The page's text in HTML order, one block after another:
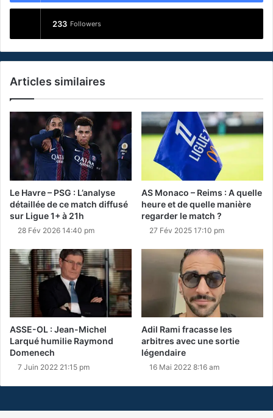
233 Followers
Articles similaires
Le Havre – PSG : L’analyse
détaillée de ce match diffusé
sur Ligue 1+ à 21h
28 Fév 2026 14:40 pm
AS Monaco – Reims : A quelle
heure et de quelle manière
regarder le match ?
27 Fév 2025 17:10 pm
ASSE-OL : Jean-Michel
Larqué humilie Raymond
Domenech
7 Juin 2022 21:15 pm
Adil Rami fracasse les
arbitres avec une sortie
légendaire
16 Mai 2022 8:16 am